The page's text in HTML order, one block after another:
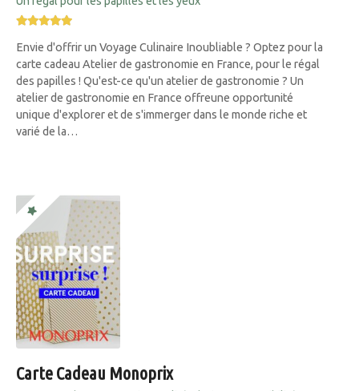
Envie d'offrir un Voyage Culinaire Inoubliable ? Optez pour la
carte cadeau Atelier de gastronomie en France, pour le régal
des papilles ! Qu'est-ce qu'un atelier de gastronomie ? Un
atelier de gastronomie en France offreune opportunité
unique d'explorer et de s'immerger dans le monde riche et
varié de la…
Carte Cadeau Monoprix